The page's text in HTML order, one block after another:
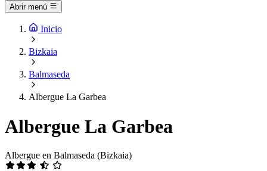
Abrir menú
Inicio
Bizkaia
Balmaseda
Albergue La Garbea
Albergue La Garbea
Albergue en Balmaseda (Bizkaia)